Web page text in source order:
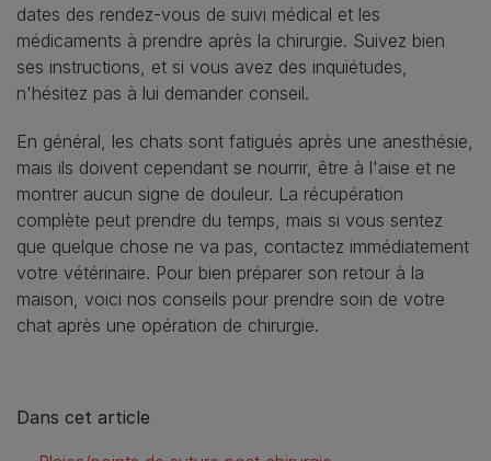
dates des rendez-vous de suivi médical et les
médicaments à prendre après la chirurgie. Suivez bien
ses instructions, et si vous avez des inquiétudes,
n'hésitez pas à lui demander conseil.
En général, les chats sont fatigués après une anesthésie,
mais ils doivent cependant se nourrir, être à l'aise et ne
montrer aucun signe de douleur. La récupération
complète peut prendre du temps, mais si vous sentez
que quelque chose ne va pas, contactez immédiatement
votre vétérinaire. Pour bien préparer son retour à la
maison, voici nos conseils pour prendre soin de votre
chat après une opération de chirurgie.
Dans cet article